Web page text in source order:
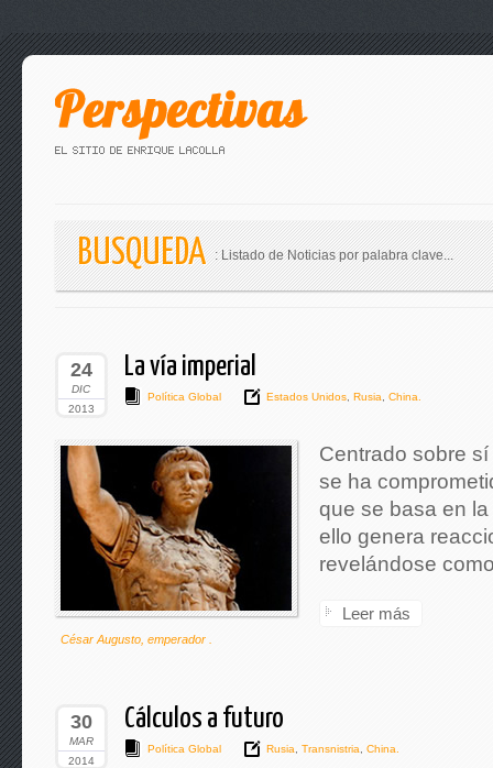
BUSQUEDA : Listado de Noticias por palabra clave...
24
DIC
2013
La vía imperial
Política Global Estados Unidos Rusia China.
César Augusto, emperador .
Centrado sobre
se ha
que se basa en
ello genera
revelándose
Leer más
30
MAR
2014
Cálculos a futuro
Política Global Rusia Transnistria China.